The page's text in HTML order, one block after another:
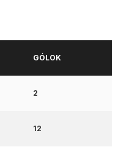
GÓLOK
2
12